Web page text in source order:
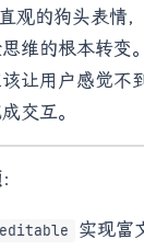
观的狗头表情
维的根本转变
让用户感觉不
交互。
：
实现富